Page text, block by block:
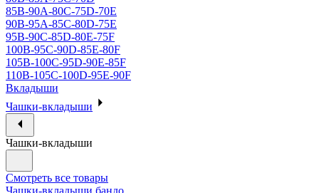
85В-90А-80С-75D-70E
90B-95A-85C-80D-75E
95B-90C-85D-80E-75F
100B-95C-90D-85E-80F
105B-100C-95D-90E-85F
110B-105C-100D-95E-90F
Вкладыши
Чашки-вкладыши
Чашки-вкладыши
Смотреть все товары
Чашки-вкладыши бандо